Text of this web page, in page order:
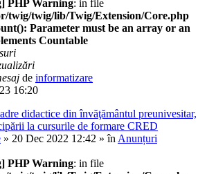
PHP Warning: in file
twig/twig/lib/Twig/Extension/Core.php
Parameter must be an array or an
Countable
de informatizare
16:20
didactice din învăţământul preunivesitar,
la cursurile de formare CRED
» 20 Dec 2022 12:42 » în Anunțuri
PHP Warning: in file